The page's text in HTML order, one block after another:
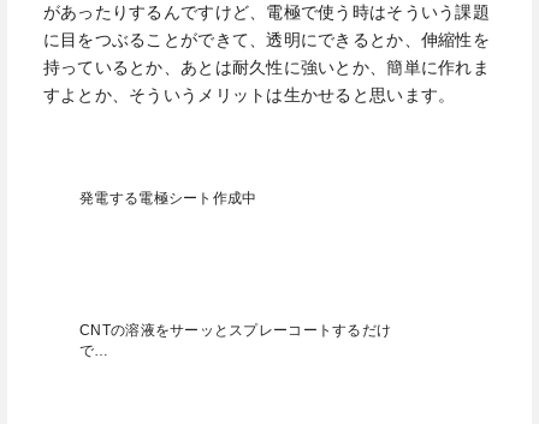
があったりするんですけど、電極で使う時はそういう課題
に目をつぶることができて、透明にできるとか、伸縮性を
持っているとか、あとは耐久性に強いとか、簡単に作れま
すよとか、そういうメリットは生かせると思います。
発電する電極シート作成中
CNTの溶液をサーッとスプレーコートするだけ
で…